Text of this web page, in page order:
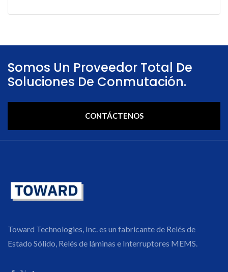
Somos Un Proveedor Total De
Soluciones De Conmutación.
CONTÁCTENOS
Toward Technologies, Inc. es un fabricante de Relés de
Estado Sólido, Relés de láminas e Interruptores MEMS.